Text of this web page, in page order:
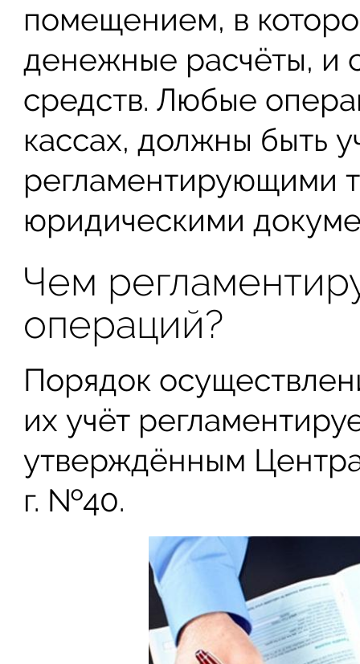
помещением, в
денежные расчёты, и
средств. Любые
кассах, должны быть
регламентирующими
юридическими
Чем
операций?
Порядок
их учёт
утверждённым
г. №40.